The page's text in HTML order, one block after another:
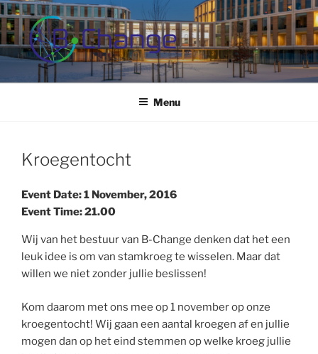
Skip
to
content
B-CHANGE
Study Association Behaviour Change
Menu
Kroegentocht
Event Date: 1 November, 2016
Event Time: 21.00
Wij van het bestuur van B-Change denken dat het een
leuk idee is om van stamkroeg te wisselen. Maar dat
willen we niet zonder jullie beslissen!
Kom daarom met ons mee op 1 november op onze
kroegentocht! Wij gaan een aantal kroegen af en jullie
mogen dan op het eind stemmen op welke kroeg jullie